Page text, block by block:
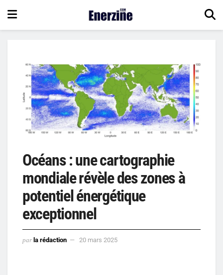
Océans : une cartographie
mondiale révèle des zones à
potentiel énergétique
exceptionnel
par la rédaction 20 mars 2025